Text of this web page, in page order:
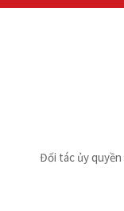
Đối tác ủy